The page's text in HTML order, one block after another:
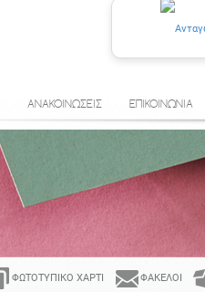
ΑΝΑΚΟΙΝΩΣΕΙΣ ΕΠΙΚΟΙΝΩΝΙΑ
ΦΩΤΟΤΥΠΙΚΌ ΧΑΡΤΊ ΦΆΚΕΛΟΙ